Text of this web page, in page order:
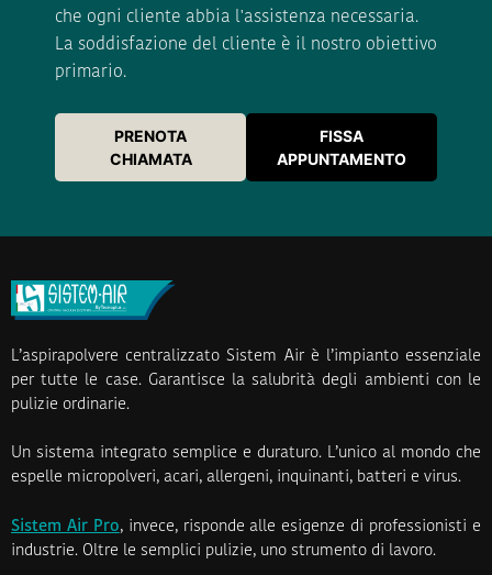
che ogni cliente abbia l'assistenza necessaria.
La soddisfazione del cliente è il nostro obiettivo
primario.
PRENOTA
CHIAMATA
FISSA
APPUNTAMENTO
L’aspirapolvere centralizzato Sistem Air è l’impianto essenziale
per tutte le case. Garantisce la salubrità degli ambienti con le
pulizie ordinarie.
Un sistema integrato semplice e duraturo. L’unico al mondo che
espelle micropolveri, acari, allergeni, inquinanti, batteri e virus.
Sistem Air Pro, invece, risponde alle esigenze di professionisti e
industrie. Oltre le semplici pulizie, uno strumento di lavoro.